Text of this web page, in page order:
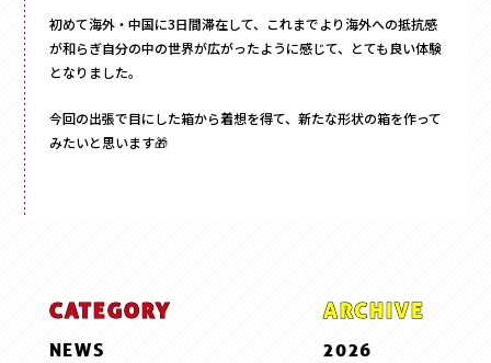
初めて海外・中国に3日間滞在して、これまでより海外への抵抗感
が和らぎ自分の中の世界が広がったように感じて、とても良い体験
となりました。
今回の出張で目にした箱から着想を得て、新たな形状の箱を作って
みたいと思います🎁
CATEGORY
NEWS
ARCHIVE
2026